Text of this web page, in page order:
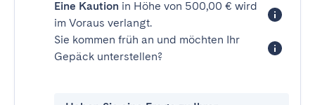
Eine Kaution in Höhe von 500,00 € wird
im Voraus verlangt.
Sie kommen früh an und möchten Ihr
Gepäck unterstellen?